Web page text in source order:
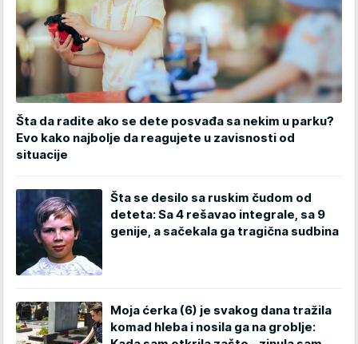
Šta da radite ako se dete posvađa sa nekim u parku?
Evo kako najbolje da reagujete u zavisnosti od
situacije
Šta se desilo sa ruskim čudom od
deteta: Sa 4 rešavao integrale, sa 9
genije, a sačekala ga tragična sudbina
Moja ćerka (6) je svakog dana tražila
komad hleba i nosila ga na groblje: